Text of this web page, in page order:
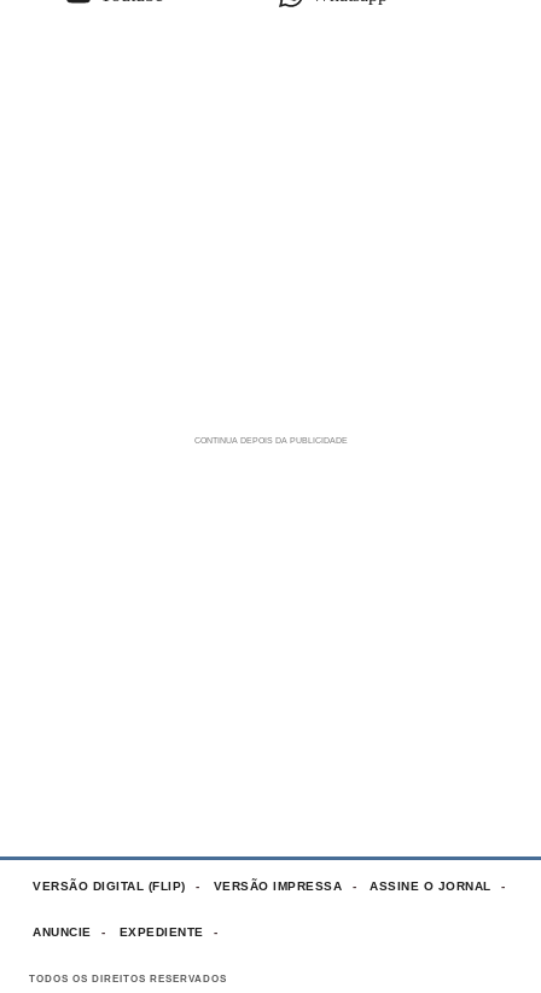
VERSÃO DIGITAL (FLIP) VERSÃO IMPRESSA ASSINE O JORNAL
ANUNCIE EXPEDIENTE
TODOS OS DIREITOS RESERVADOS